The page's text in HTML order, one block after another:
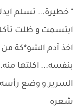
" خطيرة... تسلم
ابتسمت و ظلت
اخذ آدم الشو*كة
بنفسه... اكلتها
السرير و وضع
شعره